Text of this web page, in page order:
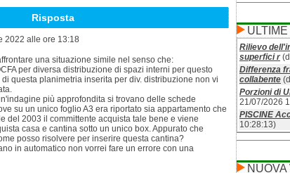
Risposta
2022 alle ore 13:18
una situazione simile nel senso che:
per diversa distribuzione di spazi interni per questo
questa planimetria inserita per div. distribuzione non vi
più approfondita si trovano delle schede
su un unico foglio A3 era riportato sia appartamento che
del 2003 il committente acquista tale bene e viene
casa e cantina sotto un unico box. Appurato che
posso risolvere per inserire questa cantina?
in automatico non vorrei fare un errore con una
Rilievo
superfici r
Differenza
collabente
Porzioni di
21/07/2026
PISCINE
10:28:13)